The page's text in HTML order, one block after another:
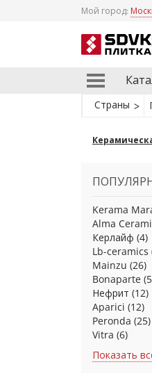
Мой город:
Страны
Kerama
Alma
Керлайф (4)
Lb-ceramics
Mainzu (26)
Bonaparte
Нефрит (12)
Aparici (12)
Peronda (25)
Vitra (6)
Показать